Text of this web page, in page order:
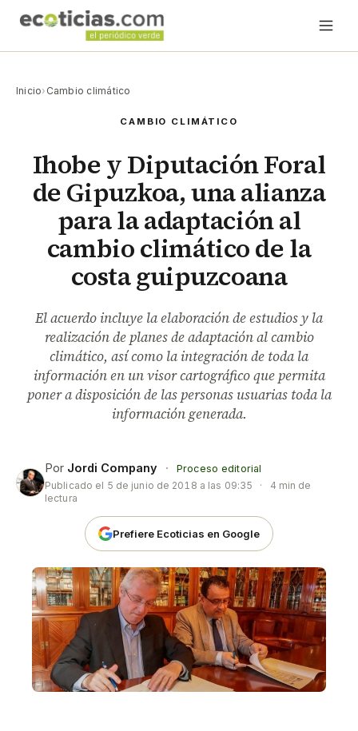
Inicio› Cambio climático
CAMBIO CLIMÁTICO
Ihobe y Diputación Foral
de Gipuzkoa, una alianza
para la adaptación al
cambio climático de la
costa guipuzcoana
El acuerdo incluye la elaboración de estudios y la
realización de planes de adaptación al cambio
climático, así como la integración de toda la
información en un visor cartográfico que permita
poner a disposición de las personas usuarias toda la
información generada.
Por Jordi Company ·
Proceso editorial
Publicado el 5 de junio de 2018 a las 09:35 ·
4 min de
lectura
Prefiere Ecoticias en Google